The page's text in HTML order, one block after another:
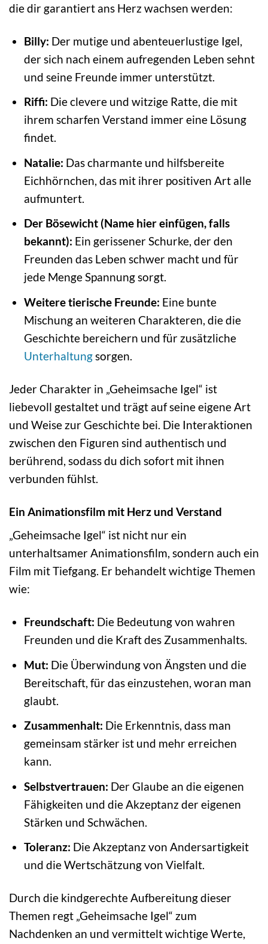
die dir garantiert ans Herz wachsen werden:
Billy: Der mutige und abenteuerlustige Igel,
der sich nach einem aufregenden Leben sehnt
und seine Freunde immer unterstützt.
Riffi: Die clevere und witzige Ratte, die mit
ihrem scharfen Verstand immer eine Lösung
findet.
Natalie: Das charmante und hilfsbereite
Eichhörnchen, das mit ihrer positiven Art alle
aufmuntert.
Der Bösewicht (Name hier einfügen, falls
bekannt): Ein gerissener Schurke, der den
Freunden das Leben schwer macht und für
jede Menge Spannung sorgt.
Weitere tierische Freunde: Eine bunte
Mischung an weiteren Charakteren, die die
Geschichte bereichern und für zusätzliche
Unterhaltungsorgen.
Jeder Charakter in „Geheimsache Igel“ ist
liebevoll gestaltet und trägt auf seine eigene Art
und Weise zur Geschichte bei. Die Interaktionen
zwischen den Figuren sind authentisch und
berührend, sodass du dich sofort mit ihnen
verbunden fühlst.
Ein Animationsfilm mit Herz und Verstand
„Geheimsache Igel“ ist nicht nur ein
unterhaltsamer Animationsfilm, sondern auch ein
Film mit Tiefgang. Er behandelt wichtige Themen
wie:
Freundschaft: Die Bedeutung von wahren
Freunden und die Kraft des Zusammenhalts.
Mut: Die Überwindung von Ängsten und die
Bereitschaft, für das einzustehen, woran man
glaubt.
Zusammenhalt: Die Erkenntnis, dass man
gemeinsam stärker ist und mehr erreichen
kann.
Selbstvertrauen: Der Glaube an die eigenen
Fähigkeiten und die Akzeptanz der eigenen
Stärken und Schwächen.
Toleranz: Die Akzeptanz von Andersartigkeit
und die Wertschätzung von Vielfalt.
Durch die kindgerechte Aufbereitung dieser
Themen regt „Geheimsache Igel“ zum
Nachdenken an und vermittelt wichtige Werte,